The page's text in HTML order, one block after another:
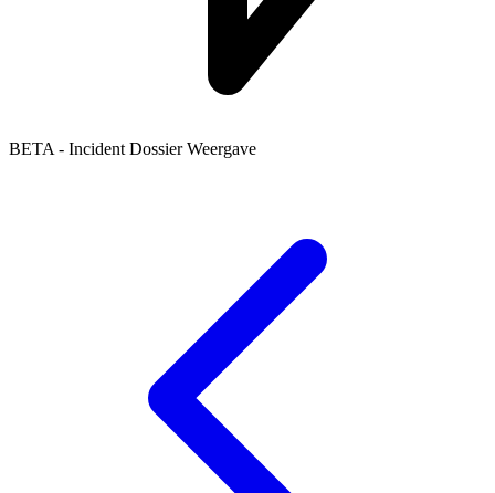
BETA - Incident Dossier Weergave